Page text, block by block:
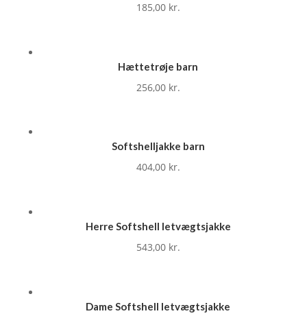
185,00 kr.
Hættetrøje barn
256,00 kr.
Softshelljakke barn
404,00 kr.
Herre Softshell letvægtsjakke
543,00 kr.
Dame Softshell letvægtsjakke